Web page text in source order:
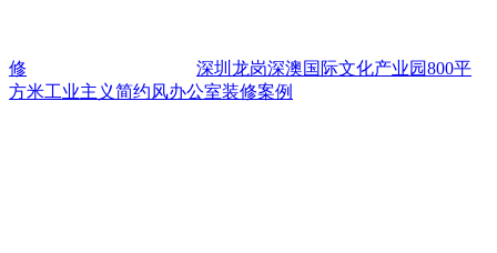
修
深圳龙岗深澳国际文化产业园800平
方米工业主义简约风办公室装修案例